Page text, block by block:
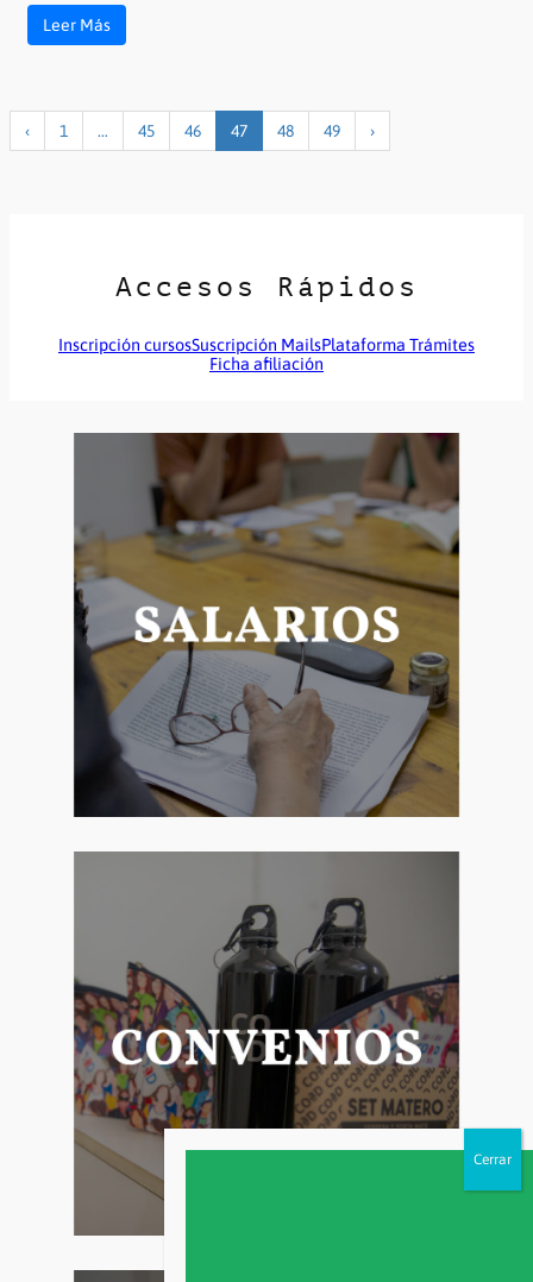
Leer Más
‹ 1 … 45 46 47 48 49 ›
Accesos Rápidos
Inscripción cursosSuscripción MailsPlataforma Trámites
Ficha afiliación